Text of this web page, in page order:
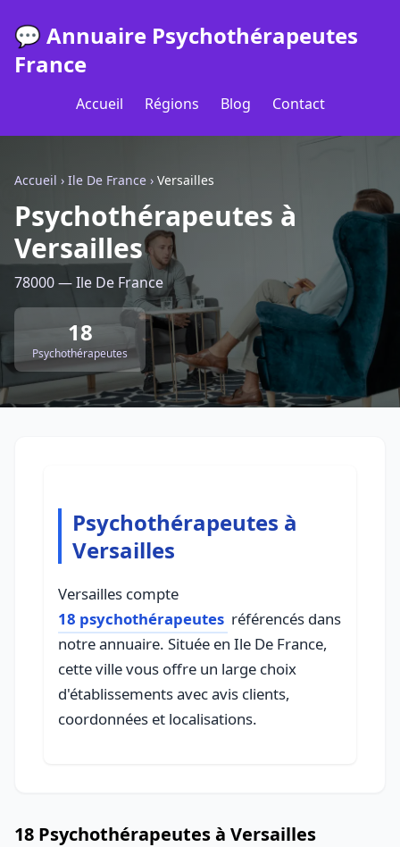
💬 Annuaire Psychothérapeutes
France
Accueil Régions Blog Contact
Accueil › Ile De France › Versailles
Psychothérapeutes à
Versailles
78000 — Ile De France
18
Psychothérapeutes
Psychothérapeutes à
Versailles
Versailles compte
18 psychothérapeutes référencés dans
notre annuaire. Située en Ile De France,
cette ville vous offre un large choix
d'établissements avec avis clients,
coordonnées et localisations.
18 Psychothérapeutes à Versailles